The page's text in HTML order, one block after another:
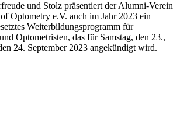
und Stolz präsentiert der Alumni-Verein
Optometry e.V. auch im Jahr 2023 ein
Weiterbildungsprogramm für
Optometristen, das für Samstag, den 23.,
24. September 2023 angekündigt wird.